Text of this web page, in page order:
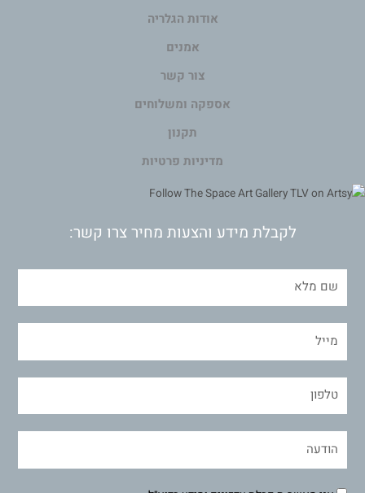
אודות הגלריה
אמנים
צור קשר
אספקה ומשלוחים
תקנון
מדיניות פרטיות
לקבלת מידע והצעות מחיר צרו קשר: